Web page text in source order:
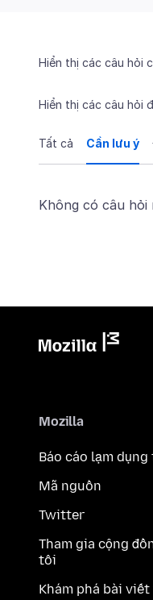
Hiển thị các câu hỏi
Hiển thị các câu hỏi
Tất cả Cần lưu ý
Không có câu
Mozilla
Báo cáo lạm
Mã nguồn
Twitter
Tham gia cộng
tôi
Khám phá bài